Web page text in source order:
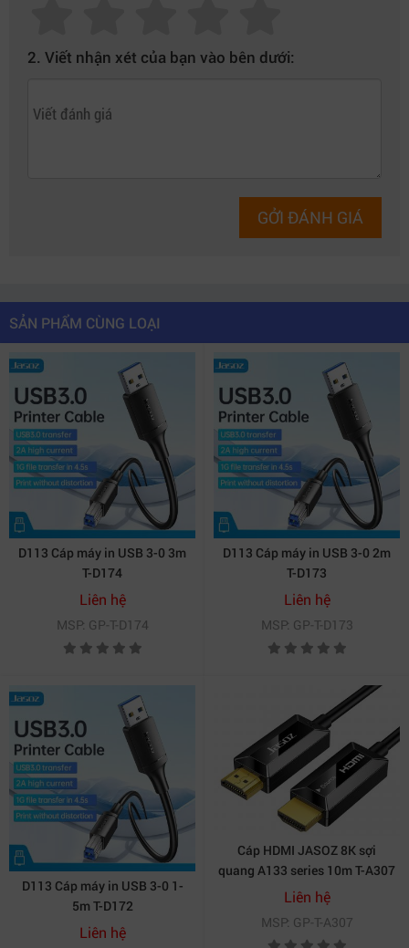
2. Viết nhận xét của bạn vào bên dưới:
GỞI ĐÁNH GIÁ
SẢN PHẨM CÙNG LOẠI
D113 Cáp máy in USB 3-0 3m
T-D174
Liên hệ
MSP: GP-T-D174
D113 Cáp máy in USB 3-0 2m
T-D173
Liên hệ
MSP: GP-T-D173
D113 Cáp máy in USB 3-0 1-
5m T-D172
Liên hệ
Cáp HDMI JASOZ 8K sợi
quang A133 series 10m T-A307
Liên hệ
MSP: GP-T-A307